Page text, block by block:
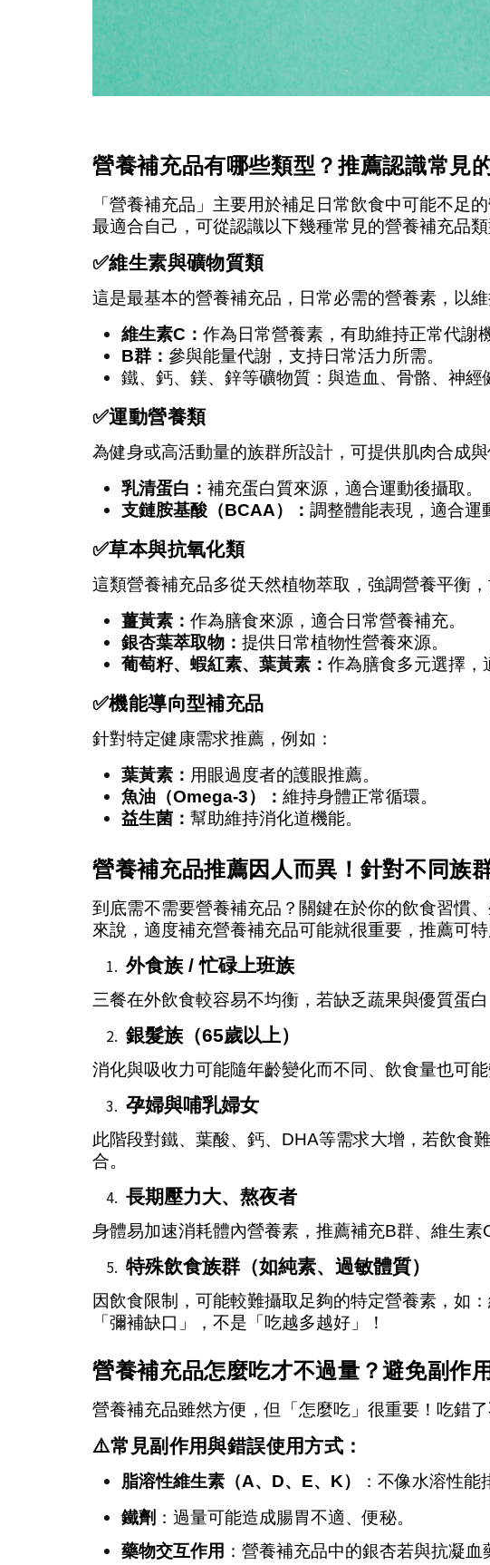
營養補充品有哪些類型？推薦認識常見
「營養補充品」主要用於補足日常飲食中可能不足
最適合自己，可從認識以下幾種常見的營養補充品類
✅維生素與礦物質類
這是最基本的營養補充品，日常必需的營養素，以維
維生素C： 作為日常營養素，有助維持正常代謝
B群： 參與能量代謝，支持日常活力所需。
鐵、鈣、鎂、鋅等礦物質：與造血、骨骼、神經
✅運動營養類
為健身或高活動量的族群所設計，可提供肌肉合成與
乳清蛋白： 補充蛋白質來源，適合運動後攝取。
支鏈胺基酸（BCAA）： 調整體能表現，適合運
✅草本與抗氧化類
這類營養補充品多從天然植物萃取，強調營養平衡，
薑黃素： 作為膳食來源，適合日常營養補充。
銀杏葉萃取物： 提供日常植物性營養來源。
葡萄籽、蝦紅素、葉黃素： 作為膳食多元選擇，
✅機能導向型補充品
針對特定健康需求推薦，例如：
葉黃素： 用眼過度者的護眼推薦。
魚油（Omega-3）： 維持身體正常循環。
益生菌： 幫助維持消化道機能。
營養補充品推薦因人而異！針對不同族
到底需不需要營養補充品？關鍵在於你的飲食習慣
來說，適度補充營養補充品可能就很重要，推薦可特
外食族 / 忙碌上班族
三餐在外飲食較容易不均衡，若缺乏蔬果與優質蛋
銀髮族（65歲以上）
消化與吸收力可能隨年齡變化而不同、飲食量也可
孕婦與哺乳婦女
此階段對鐵、葉酸、鈣、DHA等需求大增，若飲食
合。
長期壓力大、熬夜者
身體易加速消耗體內營養素，推薦補充B群、維生素
特殊飲食族群（如純素、過敏體質）
因飲食限制，可能較難攝取足夠的特定營養素，如
「彌補缺口」，不是「吃越多越好」！
營養補充品怎麼吃才不過量？避免副作
營養補充品雖然方便，但「怎麼吃」很重要！吃錯
⚠常見副作用與錯誤使用方式：
脂溶性維生素（A、D、E、K）
：不像水溶性能
鐵劑 ：過量可能造成腸胃不適、便秘。
藥物交互作用 ：營養補充品中的銀杏若與抗凝